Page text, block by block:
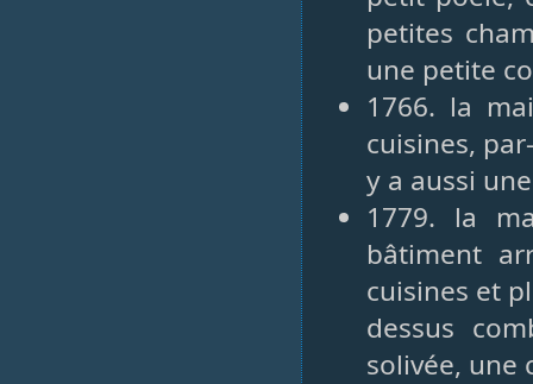
petites
une petite
1766. la
cuisines,
y a aussi
1779. la
bâtiment
cuisines et
dessus
solivée, une